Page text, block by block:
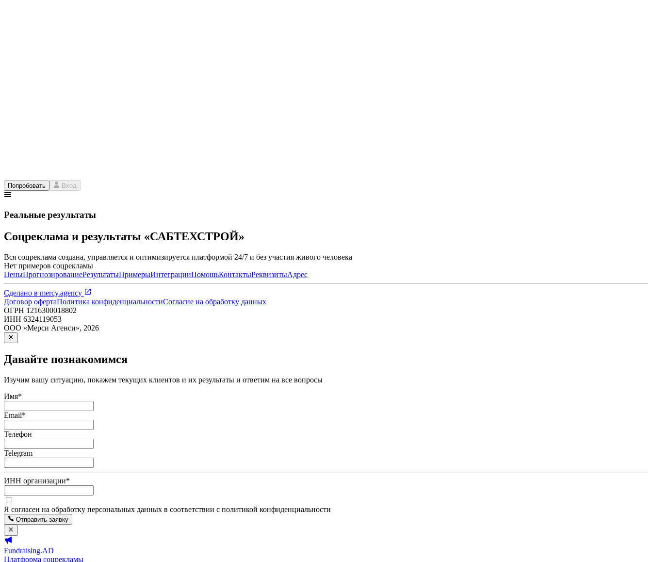
Попробовать Вход
Реальные результаты
Соцреклама и результаты «САБТЕХСТРОЙ»
Вся соцреклама создана, управляется и оптимизируется платформой 24/7 и без участия живого человека
Нет примеров соцрекламы
ЦеныПрогнозированиеРезультатыПримерыИнтеграцииПомощьКонтактыРеквизитыАдрес
Сделано в mercy.agency
Договор офертаПолитика конфиденциальностиСогласие на обработку данных
ОГРН 1216300018802
ИНН 6324119053
ООО «Мерси Агенси», 2026
Давайте познакомимся
Изучим вашу ситуацию, покажем текущих клиентов и их результаты и ответим на все вопросы
Имя*
Email*
Телефон
Telegram
ИНН организации*
Я согласен на обработку персональных данных в соответствии с политикой конфиденциальности
Отправить заявку
Fundraising.AD
Платформа соцрекламы